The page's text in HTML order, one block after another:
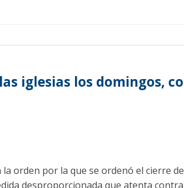
iglesias los domingos,
orden por la que se ordenó el cierre
desproporcionada que atenta